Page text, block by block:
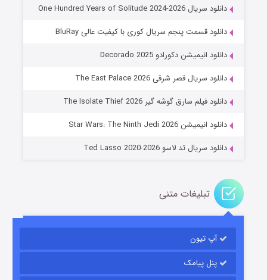
خاندان اژدها فصل ۳
قسمت۶ (زیرنویس) منتشر شد
دانلود سریال One Hundred Years of Solitude 2024-2026
دانلود قسمت پنجم سریال کوری با کیفیت عالی BluRay
دانلود انیمیشن دکورادو Decorado 2025
دانلود سریال قصر شرقی The East Palace 2026
دانلود فیلم سارق گوشه گیر The Isolate Thief 2026
دانلود انیمیشن Star Wars: The Ninth Jedi 2026
دانلود سریال تد لاسو Ted Lasso 2020-2026
تبلیغات متنی
آپ تیون
پنل پیامک